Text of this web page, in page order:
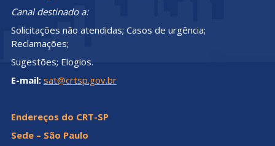
Canal destinado a:
Solicitações não atendidas; Casos de urgência;
Reclamações;
Sugestões; Elogios.
E-mail: sat@crtsp.gov.br
Endereços do CRT-SP
Sede – São Paulo